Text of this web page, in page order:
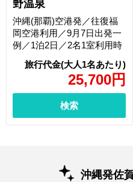
野温泉
25,700円
沖縄(那覇)空港発／往復福
岡空港利用／9月7日出発一
例／1泊2日／2名1室利用時
検索
沖縄発佐